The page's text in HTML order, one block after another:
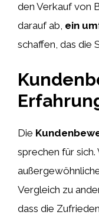
den Verkauf von
darauf ab, ein
schaffen, das die
Die
sprechen für
Vergleich zu
dass die